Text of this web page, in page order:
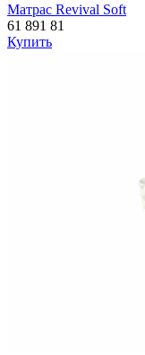
Матрас Revival Soft
61 891 81
Купить